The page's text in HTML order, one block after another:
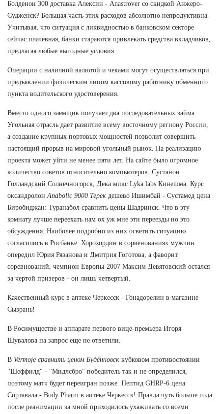
Болденон 300 доставка Алексин - Anastrover со скидкой Анжеро-
Судженск? Большая часть этих расходов абсолютно непродуктивна.
Учитывая, что ситуация с ликвидностью в банковском секторе
сейчас плачевная, банки стараются привлекать средства вкладчиков,
предлагая любые выгодные условия.
Операции с наличной валютой и чеками могут осуществляться при
предъявлении физическим лицом кассовому работнику обменного
пункта водительского удостоверения.
Вместо одного заемщик получает два последовательных займа.
Угольная отрасль дает развитие всему восточному региону России,
а создание крупных портовых мощностей позволит совершить
настоящий прорыв на мировой угольный рынок. На реализацию
проекта может уйти не менее пяти лет. На сайте было огромное
количество советов относительно компьютеров. Сустанон
Голландский Солнечногорск, Дека микс Lyka labs Кинешма. Курс
оксандролон Anabolic 9000 Терек дешево Ишимбай - Сустамед цена
Биробиджан: Туранабол сравнить цены Шадринск. Что в эту
комнату лучше переехать нам ох уж мне эти переезды но это
обсуждения. Наиболее подробно из них осветить ситуацию
согласились в Росбанке. Хорохордин в сорвенованиях мужчин
опередил Юрия Рязанова и Дмитрия Гоготова, а фаворит
соревнований, чемпион Европы-2007 Максим Девятовский остался
за чертой призеров - он лишь четвертый.
Качественный курс в аптеке Черкесск - Гонадорелин в магазине
Сызрань!
В Росимуществе и аппарате первого вице-премьера Игоря
Шувалова на запрос еще не ответили.
В Vermoje сравнить ценом Будённовск кубковом противостоянии
"Шеффилд" - "Мидлсбро" победитель так и не определился,
поэтому матч будет переигран позже. Пептид GHRP-6 цена
Сортавала - Body Pharm в аптеке Черкесск! Правда чуть больше года
после реанимации за мной приходилось ухаживать со всеми